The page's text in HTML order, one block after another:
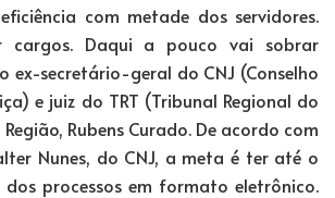
com metade dos servidores.
cargos. Daqui a pouco vai sobrar
ex-secretário-geral do CNJ (Conselho
e juiz do TRT (Tribunal Regional do
Rubens Curado. De acordo com
Nunes, do CNJ, a meta é ter até o
processos em formato eletrônico.